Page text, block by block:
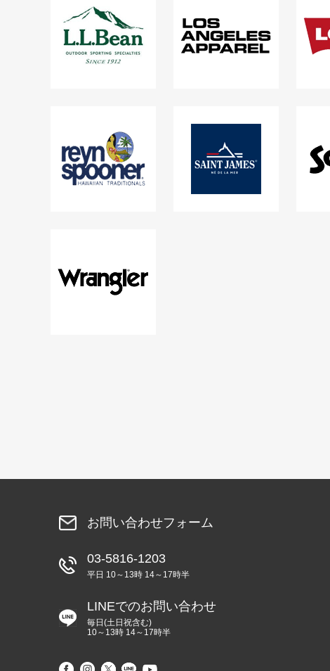
お問い合わせフォーム
03-5816-1203
平日 10～13時 14～17時半
LINEでのお問い合わせ
毎日(土日祝含む)
10～13時 14～17時半